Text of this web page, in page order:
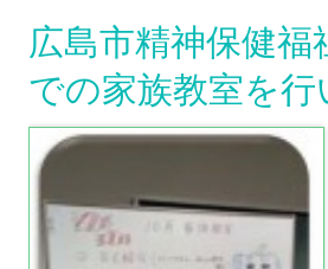
広島市精神保健福
での家族教室を行